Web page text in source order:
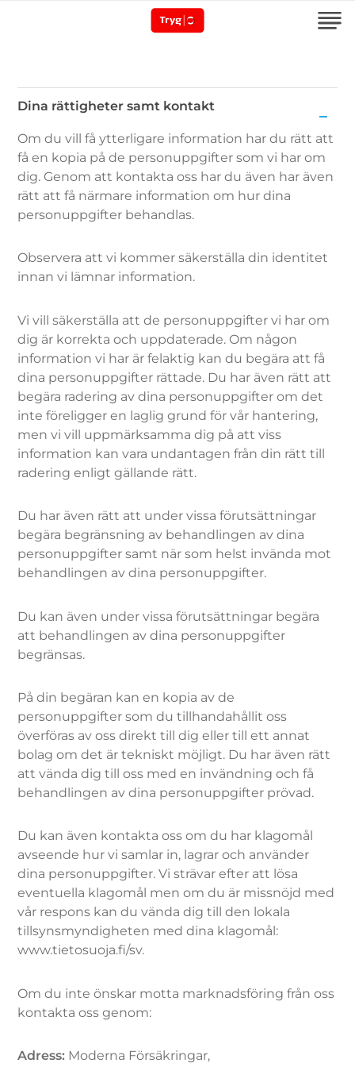
Dina rättigheter samt kontakt
Dina
rättigheter
samt
kontakt
Om du vill få ytterligare information har du rätt att
få en kopia på de personuppgifter som vi har om
dig. Genom att kontakta oss har du även har även
rätt att få närmare information om hur dina
personuppgifter behandlas.
Observera att vi kommer säkerställa din identitet
innan vi lämnar information.
Vi vill säkerställa att de personuppgifter vi har om
dig är korrekta och uppdaterade. Om någon
information vi har är felaktig kan du begära att få
dina personuppgifter rättade. Du har även rätt att
begära radering av dina personuppgifter om det
inte föreligger en laglig grund för vår hantering,
men vi vill uppmärksamma dig på att viss
information kan vara undantagen från din rätt till
radering enligt gällande rätt.
Du har även rätt att under vissa förutsättningar
begära begränsning av behandlingen av dina
personuppgifter samt när som helst invända mot
behandlingen av dina personuppgifter.
Du kan även under vissa förutsättningar begära
att behandlingen av dina personuppgifter
begränsas.
På din begäran kan en kopia av de
personuppgifter som du tillhandahållit oss
överföras av oss direkt till dig eller till ett annat
bolag om det är tekniskt möjligt. Du har även rätt
att vända dig till oss med en invändning och få
behandlingen av dina personuppgifter prövad.
Du kan även kontakta oss om du har klagomål
avseende hur vi samlar in, lagrar och använder
dina personuppgifter. Vi strävar efter att lösa
eventuella klagomål men om du är missnöjd med
vår respons kan du vända dig till den lokala
tillsynsmyndigheten med dina klagomål:
www.tietosuoja.fi/sv.
Om du inte önskar motta marknadsföring från oss
kontakta oss genom:
Adress: Moderna Försäkringar,